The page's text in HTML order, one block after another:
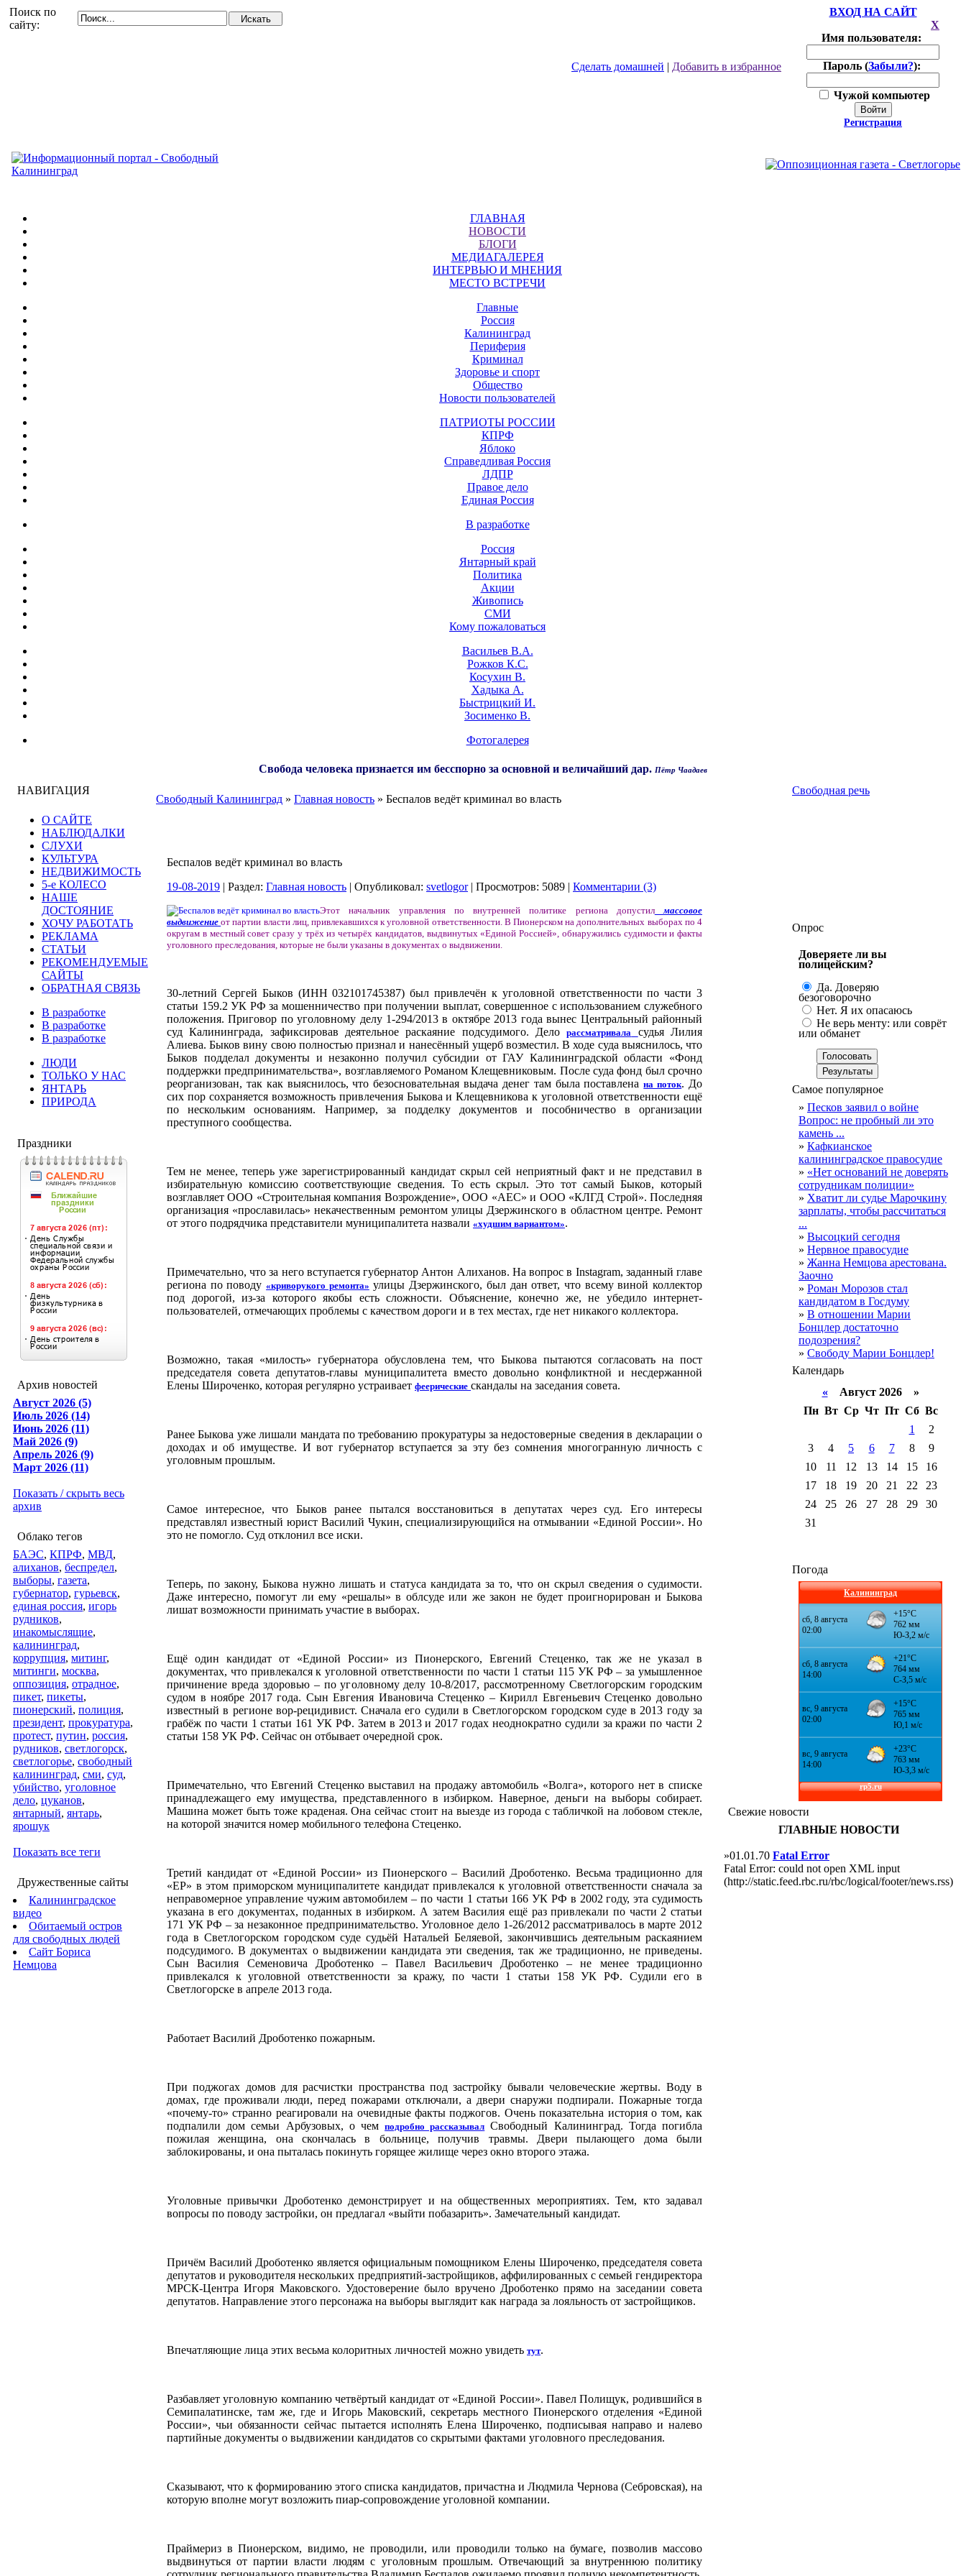
Поиск по
сайту:
Сделать домашней | Добавить в избранное
ВХОД НА САЙТ
X
Имя пользователя:
Пароль (Забыли?):
Чужой компьютер
Войти
Регистрация
ГЛАВНАЯ
НОВОСТИ
БЛОГИ
МЕДИАГАЛЕРЕЯ
ИНТЕРВЬЮ И МНЕНИЯ
МЕСТО ВСТРЕЧИ
Главные
Россия
Калининград
Периферия
Криминал
Здоровье и спорт
Общество
Новости пользователей
ПАТРИОТЫ РОССИИ
КПРФ
Яблоко
Справедливая Россия
ЛДПР
Правое дело
Единая Россия
В разработке
Россия
Янтарный край
Политика
Акции
Живопись
СМИ
Кому пожаловаться
Васильев В.А.
Рожков К.С.
Косухин В.
Хадыка А.
Быстрицкий И.
Зосименко В.
Фотогалерея
Свобода человека признается им бесспорно за основной и величайший дар. Пётр Чаадаев
НАВИГАЦИЯ
О САЙТЕ
НАБЛЮДАЛКИ
СЛУХИ
КУЛЬТУРА
НЕДВИЖИМОСТЬ
5-е КОЛЕСО
НАШЕ
ДОСТОЯНИЕ
ХОЧУ РАБОТАТЬ
РЕКЛАМА
СТАТЬИ
РЕКОМЕНДУЕМЫЕ
САЙТЫ
ОБРАТНАЯ СВЯЗЬ
В разработке
В разработке
В разработке
ЛЮДИ
ТОЛЬКО У НАС
ЯНТАРЬ
ПРИРОДА
Праздники
Архив новостей
Август 2026 (5)
Июль 2026 (14)
Июнь 2026 (11)
Май 2026 (9)
Апрель 2026 (9)
Март 2026 (11)
Показать / скрыть весь
архив
Облако тегов
БАЭС, КПРФ, МВД,
алиханов, беспредел,
выборы, газета,
губернатор, гурьевск,
единая россия, игорь
рудников,
инакомыслящие,
калининград,
коррупция, митинг,
митинги, москва,
оппозиция, отрадное,
пикет, пикеты,
пионерский, полиция,
президент, прокуратура,
протест, путин, россия,
рудников, светлогорск,
светлогорье, свободный
калининград, сми, суд,
убийство, уголовное
дело, цуканов,
янтарный, янтарь,
ярошук
Показать все теги
Дружественные сайты
Калининградское
видео
Обитаемый остров
для свободных людей
Сайт Бориса
Немцова
Свободный Калининград » Главная новость » Беспалов ведёт криминал во власть
Беспалов ведёт криминал во власть
19-08-2019 | Раздел: Главная новость | Опубликовал: svetlogor| Просмотров: 5089 | Комментарии (3)
Этот начальник управления по внутренней политике региона допустил
массовое
выдвижение от партии власти лиц, привлекавшихся к уголовной ответственности. В Пионерском на дополнительных выборах по 4
округам в местный совет сразу у трёх из четырёх кандидатов, выдвинутых «Единой Россией», обнаружились судимости и факты
уголовного преследования, которые не были указаны в документах о выдвижении.
30-летний Сергей Быков (ИНН 032101745387) был привлечён к уголовной ответственности по части 3
статьи 159.2 УК РФ за мошенничество при получении выплат, совершенное с использованием служебного
положения. Приговор по уголовному делу 1-294/2013 в октябре 2013 года вынес Центральный районный
суд Калининграда, зафиксировав деятельное раскаяние подсудимого. Делорассматривала
судья Лилия
Алиева. Быков вину свою полностью признал и нанесённый ущерб возместил. В ходе суда выяснилось, что
Быков подделал документы и незаконно получил субсидии от ГАУ Калининградской области «Фонд
поддержки предпринимательства», возглавляемого Романом Клещевниковым. После суда фонд был срочно
реорганизован, так как выяснилось, что безосновательная выдача денег там была поставленана поток. До
сих пор сохраняется возможность привлечения Быкова и Клещевникова к уголовной ответственности ещё
по нескольким основаниям. Например, за подделку документов и пособничество в организации
преступного сообщества.
Тем не менее, теперь уже зарегистрированный кандидат скрыл сей неприятный факт и не представил в
избирательную комиссию соответствующие сведения. То есть скрыл. Это тот самый Быков, который
возглавляет ООО «Строительная компания Возрождение», ООО «АЕС» и ООО «КЛГД Строй». Последняя
организация «прославилась» некачественным ремонтом улицы Дзержинского в областном центре. Ремонт
от этого подрядчика представители муниципалитета назвали «худшим вариантом».
Примечательно, что за него вступается губернатор Антон Алиханов. На вопрос в Instagram, заданный главе
региона по поводу«криворукого ремонта» улицы Дзержинского, был дан ответ, что всему виной коллектор
под дорогой, из-за которого якобы есть сложности. Объяснение, конечно же, не убедило интернет-
пользователей, отмечающих проблемы с качеством дороги и в тех местах, где нет никакого коллектора.
Возможно, такая «милость» губернатора обусловлена тем, что Быкова пытаются согласовать на пост
председателя совета депутатов-главы муниципалитета вместо довольно конфликтной и несдержанной
Елены Широченко, которая регулярно устраивает феерические скандалы на заседания совета.
Ранее Быкова уже лишали мандата по требованию прокуратуры за недостоверные сведения в декларации о
доходах и об имуществе. И вот губернатор вступается за эту без сомнения многогранную личность с
уголовным прошлым.
Самое интересное, что Быков ранее пытался восстановиться в депутатах через суд. Его интересы
представлял известный юрист Василий Чукин, специализирующийся на отмывании «Единой России». Но
это не помогло. Суд отклонил все иски.
Теперь, по закону, Быкова нужно лишать и статуса кандидата за то, что он скрыл сведения о судимости.
Даже интересно, помогут ли ему «решалы» в облсуде или же закон не будет проигнорирован и Быкова
лишат возможности принимать участие в выборах.
Ещё один кандидат от «Единой России» из Пионерского, Евгений Стеценко, так же не указал в
документах, что привлекался к уголовной ответственности по части 1 статьи 115 УК РФ – за умышленное
причинение вреда здоровью – по уголовному делу 10-8/2017, рассмотренному Светлогорским городским
судом в ноябре 2017 года. Сын Евгения Ивановича Стеценко – Кирилл Евгеньевич Стеценко довольно
известный в регионе вор-рецидивист. Сначала его судили в Светлогорском городском суде в 2013 году за
грабёж по части 1 статьи 161 УК РФ. Затем в 2013 и 2017 годах неоднократно судили за кражи по части 2
статьи 158 УК РФ. Сейчас он отбывает очередной срок.
Примечательно, что Евгений Стеценко выставил на продажу автомобиль «Волга», которого нет в списке
принадлежащего ему имущества, представленного в избирком. Наверное, деньги на выборы собирает.
Машина может быть тоже краденая. Она сейчас стоит на выезде из города с табличкой на лобовом стекле,
на которой значится номер мобильного телефона Стеценко.
Третий кандидат от «Единой России» из Пионерского – Василий Дроботенко. Весьма традиционно для
«ЕР» в этом приморском муниципалитете кандидат привлекался к уголовной ответственности сначала за
неправомерное управление чужим автомобилем – по части 1 статьи 166 УК РФ в 2002 году, эта судимость
указана в его документах, поданных в избирком. А затем Василия ещё раз привлекали по части 2 статьи
171 УК РФ – за незаконное предпринимательство. Уголовное дело 1-26/2012 рассматривалось в марте 2012
года в Светлогорском городском суде судьёй Натальей Беляевой, закончившись деятельным раскаянием
подсудимого. В документах о выдвижении кандидата эти сведения, так же традиционно, не приведены.
Сын Василия Семеновича Дроботенко – Павел Васильевич Дроботенко – не менее традиционно
привлекался к уголовной ответственности за кражу, по части 1 статьи 158 УК РФ. Судили его в
Светлогорске в апреле 2013 года.
Работает Василий Дроботенко пожарным.
При поджогах домов для расчистки пространства под застройку бывали человеческие жертвы. Воду в
домах, где проживали люди, перед пожарами отключали, а двери снаружи подпирали. Пожарные тогда
«почему-то» странно реагировали на очевидные факты поджогов. Очень показательна история о том, как
подпалили дом семьи Арбузовых, о чемподробно рассказывал Свободный Калининград. Тогда погибла
пожилая женщина, она скончалась в больнице, получив травмы. Двери пылающего дома были
заблокированы, и она пыталась покинуть горящее жилище через окно второго этажа.
Уголовные привычки Дроботенко демонстрирует и на общественных мероприятиях. Тем, кто задавал
вопросы по поводу застройки, он предлагал «выйти побазарить». Замечательный кандидат.
Причём Василий Дроботенко является официальным помощником Елены Широченко, председателя совета
депутатов и руководителя нескольких предприятий-застройщиков, аффилированных с семьей гендиректора
МРСК-Центра Игоря Маковского. Удостоверение было вручено Дроботенко прямо на заседании совета
депутатов. Направление этого персонажа на выборы выглядит как награда за лояльность от застройщиков.
Впечатляющие лица этих весьма колоритных личностей можно увидеть тут.
Разбавляет уголовную компанию четвёртый кандидат от «Единой России». Павел Полищук, родившийся в
Семипалатинске, там же, где и Игорь Маковский, секретарь местного Пионерского отделения «Единой
России», чьи обязанности сейчас пытается исполнять Елена Широченко, подписывая направо и налево
партийные документы о выдвижении кандидатов со скрытыми фактами уголовного преследования.
Сказывают, что к формированию этого списка кандидатов, причастна и Людмила Чернова (Себровская), на
которую вполне могут возложить пиар-сопровождение уголовной компании.
Праймериз в Пионерском, видимо, не проводили, или проводили только на бумаге, позволив массово
выдвинуться от партии власти людям с уголовным прошлым. Отвечающий за внутреннюю политику
Свободная речь
Опрос
Доверяете ли вы
полицейским?
Да. Доверяю
безоговорочно
Нет. Я их опасаюсь
Не верь менту: или соврёт
или обманет
Самое популярное
» Песков заявил о войне
Вопрос: не пробный ли это
камень ...
» Кафкианское
калининградское правосудие
» «Нет оснований не доверять
сотрудникам полиции»
» Хватит ли судье Марочкину
зарплаты, чтобы рассчитаться
...
» Высоцкий сегодня
» Нервное правосудие
» Жанна Немцова арестована.
Заочно
» Роман Морозов стал
кандидатом в Госдуму
» В отношении Марии
Бонцлер достаточно
подозрения?
» Свободу Марии Бонцлер!
Календарь
«Август 2026 »
Пн Вт Ср Чт Пт Сб Вс
1
2
3
4 5 6 7 8
9
10
11 12 13 14 15
16
17
18 19 20 21 22
23
24
25 26 27 28 29
30
31
Погода
Калининград
Свежие новости
ГЛАВНЫЕ НОВОСТИ
»01.01.70 Fatal Error
Fatal Error: could not open XML input
(http://static.feed.rbc.ru/rbc/logical/footer/news.rss)